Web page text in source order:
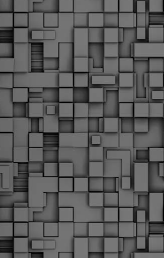
FEB
18
ΣτΕ: Οριστική απόρριψη της
και 14ου μισθού για τους δημοσίους
Με την απόφαση αυτή, το ΣτΕ απορρίπτει
αξιώσεις των δημοσίων υπαλλήλων για
δώρων, επικυρώνοντας την τρέχουσα κατάσταση
αντιδράσεις της ΑΔΕΔΥ
Το ΣτΕ απέρριψε οριστικά την προσφυγή της
εκπαιδευτικού για την επαναφορά των δώρων
Πάσχα και θερινής άδειας (13ος και 14ος μισθός)
εργαζόμενους του δημόσιου τομέα, κλείνοντας
διαμάχη δεκαετιών που αφορούσε τις
Γνωστοποίηση έκδοσης οριστικών
Παροχή οδηγιών.
► Δείτε/κατεβάστε την πολυαναμενόμενη
FEB
1
Με διαρροή 2 μέρες πριν την στάση
ενημερώνει το ΣτΕ για την απόρριψη